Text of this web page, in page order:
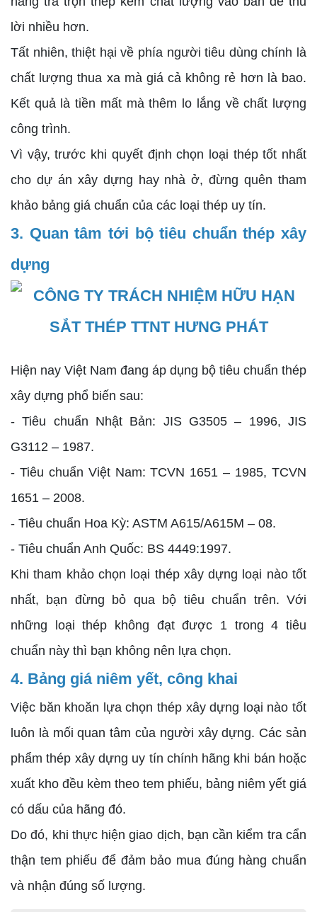
lời nhiều hơn.
Tất nhiên, thiệt hại về phía người tiêu dùng chính là
chất lượng thua xa mà giá cả không rẻ hơn là bao.
Kết quả là tiền mất mà thêm lo lắng về chất lượng
công trình.
Vì vậy, trước khi quyết định chọn loại thép tốt nhất
cho dự án xây dựng hay nhà ở, đừng quên tham
khảo bảng giá chuẩn của các loại thép uy tín.
3. Quan tâm tới bộ tiêu chuẩn thép xây
dựng
Hiện nay Việt Nam đang áp dụng bộ tiêu chuẩn thép
xây dựng phổ biến sau:
- Tiêu chuẩn Nhật Bản: JIS G3505 – 1996, JIS
G3112 – 1987.
- Tiêu chuẩn Việt Nam: TCVN 1651 – 1985, TCVN
1651 – 2008.
- Tiêu chuẩn Hoa Kỳ: ASTM A615/A615M – 08.
- Tiêu chuẩn Anh Quốc: BS 4449:1997.
Khi tham khảo chọn loại thép xây dựng loại nào tốt
nhất, bạn đừng bỏ qua bộ tiêu chuẩn trên. Với
những loại thép không đạt được 1 trong 4 tiêu
chuẩn này thì bạn không nên lựa chọn.
4. Bảng giá niêm yết, công khai
Việc băn khoăn lựa chọn thép xây dựng loại nào tốt
luôn là mối quan tâm của người xây dựng. Các sản
phẩm thép xây dựng uy tín chính hãng khi bán hoặc
xuất kho đều kèm theo tem phiếu, bảng niêm yết giá
có dấu của hãng đó.
Do đó, khi thực hiện giao dịch, bạn cần kiểm tra cẩn
thận tem phiếu để đảm bảo mua đúng hàng chuẩn
và nhận đúng số lượng.